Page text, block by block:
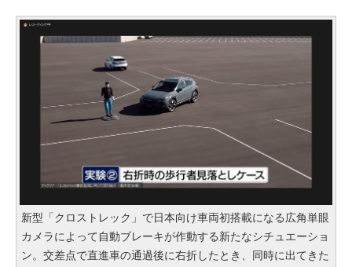
新型「クロストレック」で日本向け車両初搭載になる広角単眼
カメラによって自動ブレーキが作動する新たなシチュエーショ
ン。交差点で直進車の通過後に右折したとき、同時に出てきた